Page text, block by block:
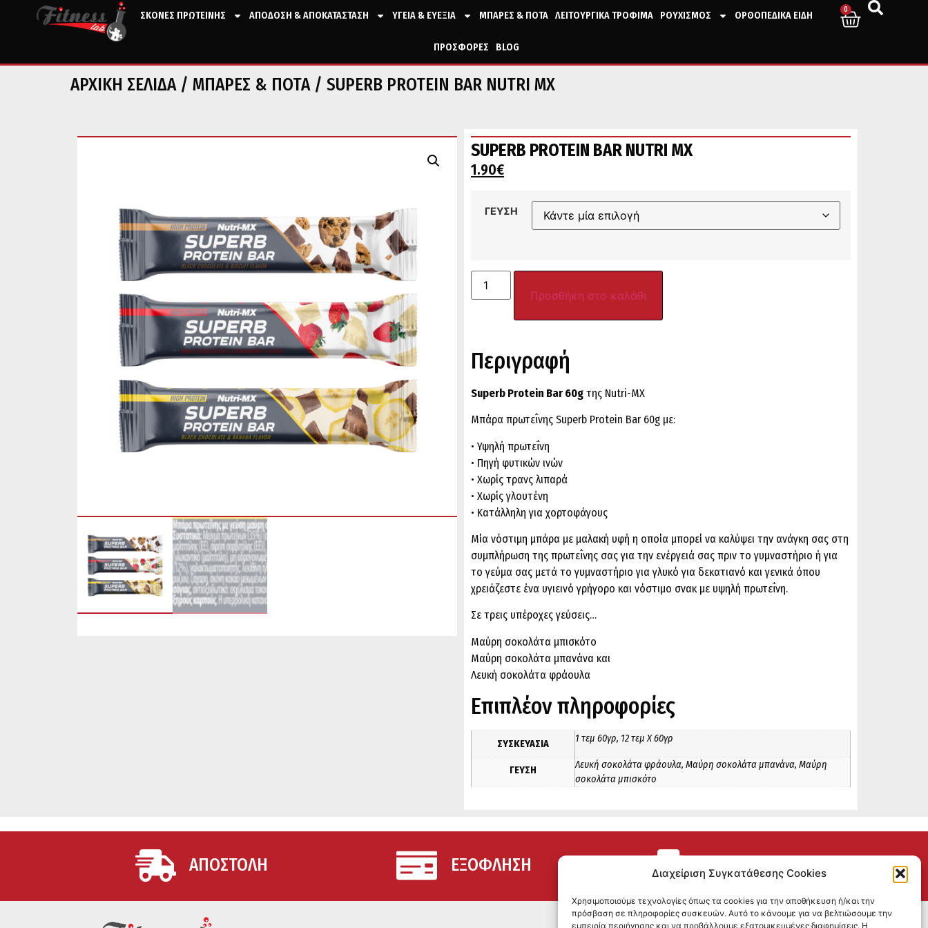
Διαχείριση Συγκατάθεσης Cookies
Χρησιμοποιούμε τεχνολογίες όπως τα cookies για την αποθήκευση ή/και την
πρόσβαση σε πληροφορίες συσκευών. Αυτό το κάνουμε για να βελτιώσουμε την
εμπειρία περιήγησης και να προβάλλουμε εξατομικευμένες διαφημίσεις. Η
ΣΚΟΝΕΣ ΠΡΩΤΕΙΝΗΣ ΑΠΟΔΟΣΗ & ΑΠΟΚΑΤΑΣΤΑΣΗ ΥΓΕΙΑ & ΕΥΕΞΙΑ ΜΠΑΡΕΣ & ΠΟΤΑ ΛΕΙΤΟΥΡΓΙΚΑ ΤΡΟΦΙΜΑ ΡΟΥΧΙΣΜΟΣ ΟΡΘΟΠΕΔΙΚΑ ΕΙΔΗ
ΠΡΟΣΦΟΡΕΣ BLOG
0
ΑΡΧΙΚΉ ΣΕΛΊΔΑ/ ΜΠΑΡΕΣ & ΠΟΤΑ/ SUPERB PROTEIN BAR NUTRI MX
SUPERB PROTEIN BAR NUTRI MX
1.90€
ΓΕΥΣΗ
Προσθήκη στο καλάθι
Περιγραφή
Superb Protein Bar 60g της Nutri-MX
Μπάρα πρωτεΐνης Superb Protein Bar 60g με:
• Υψηλή πρωτεΐνη
• Πηγή φυτικών ινών
• Χωρίς τρανς λιπαρά
• Χωρίς γλουτένη
• Κατάλληλη για χορτοφάγους
Μία νόστιμη μπάρα με μαλακή υφή η οποία μπορεί να καλύψει την ανάγκη σας στη
συμπλήρωση της πρωτεΐνης σας για την ενέργειά σας πριν το γυμναστήριο ή για
το γεύμα σας μετά το γυμναστήριο για γλυκό για δεκατιανό και γενικά όπου
χρειάζεστε ένα υγιεινό γρήγορο και νόστιμο σνακ με υψηλή πρωτεΐνη.
Σε τρεις υπέροχες γεύσεις…
Μαύρη σοκολάτα μπισκότο
Μαύρη σοκολάτα μπανάνα και
Λευκή σοκολάτα φράουλα
Επιπλέον πληροφορίες
ΣΥΣΚΕΥΑΣΙΑ 1 τεμ 60γρ, 12 τεμ Χ 60γρ
ΓΕΥΣΗ
Λευκή σοκολάτα φράουλα, Μαύρη σοκολάτα μπανάνα, Μαύρη
σοκολάτα μπισκότο
ΑΠΟΣΤΟΛΗ ΕΞΟΦΛΗΣΗ ΕΠΙΣΤΡΟΦΕΣ
SOCIAL MEDIA